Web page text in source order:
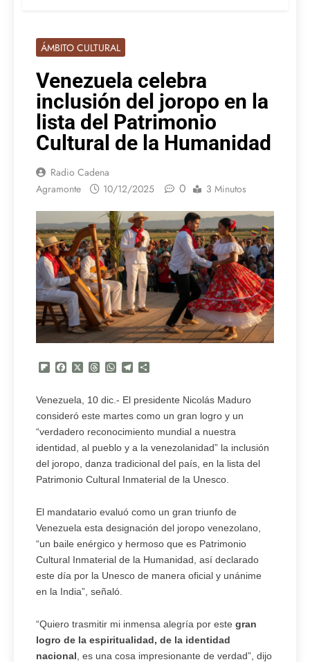
ÁMBITO CULTURAL
Venezuela celebra
inclusión del joropo en la
lista del Patrimonio
Cultural de la Humanidad
Radio Cadena
Agramonte
10/12/2025 0 3 Minutos
Flipboard
FacebookThreadsWhatsApp
Telegram
Venezuela, 10 dic.- El presidente Nicolás Maduro
consideró este martes como un gran logro y un
“verdadero reconocimiento mundial a nuestra
identidad, al pueblo y a la venezolanidad” la inclusión
del joropo, danza tradicional del país, en la lista del
Patrimonio Cultural Inmaterial de la Unesco.
El mandatario evaluó como un gran triunfo de
Venezuela esta designación del joropo venezolano,
“un baile enérgico y hermoso que es Patrimonio
Cultural Inmaterial de la Humanidad, así declarado
este día por la Unesco de manera oficial y unánime
en la India”, señaló.
“Quiero trasmitir mi inmensa alegría por este gran
logro de la espiritualidad, de la identidad
nacional , es una cosa impresionante de verdad”, dijo